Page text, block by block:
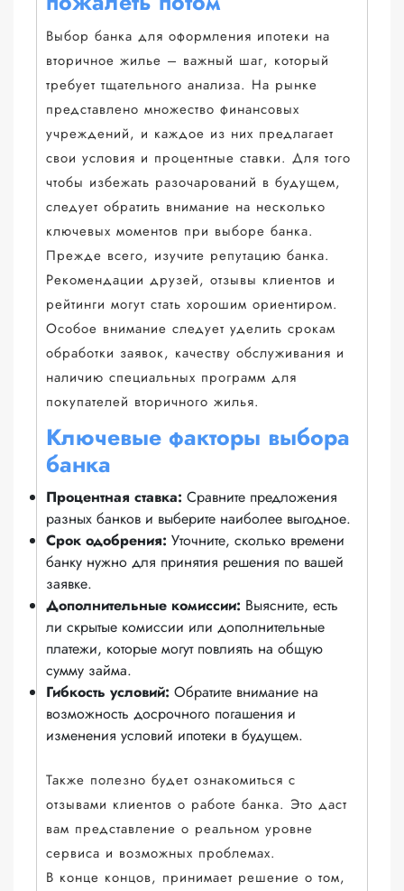
Выбор банка для оформления ипотеки на
вторичное жилье – важный шаг, который
требует тщательного анализа. На рынке
представлено множество финансовых
учреждений, и каждое из них предлагает
свои условия и процентные ставки. Для того
чтобы избежать разочарований в будущем,
следует обратить внимание на несколько
ключевых моментов при выборе банка.
Прежде всего, изучите репутацию банка.
Рекомендации друзей, отзывы клиентов и
рейтинги могут стать хорошим ориентиром.
Особое внимание следует уделить срокам
обработки заявок, качеству обслуживания и
наличию специальных программ для
покупателей вторичного жилья.
Ключевые факторы выбора
банка
Процентная ставка: Сравните предложения
разных банков и выберите наиболее выгодное.
Срок одобрения: Уточните, сколько времени
банку нужно для принятия решения по вашей
заявке.
Дополнительные комиссии: Выясните, есть
ли скрытые комиссии или дополнительные
платежи, которые могут повлиять на общую
сумму займа.
Гибкость условий: Обратите внимание на
возможность досрочного погашения и
изменения условий ипотеки в будущем.
Также полезно будет ознакомиться с
отзывами клиентов о работе банка. Это даст
вам представление о реальном уровне
сервиса и возможных проблемах.
В конце концов, принимает решение о том,